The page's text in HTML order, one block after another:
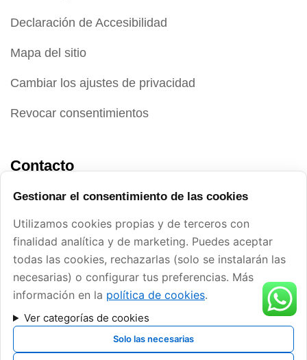
Declaración de Accesibilidad
Mapa del sitio
Cambiar los ajustes de privacidad
Revocar consentimientos
Contacto
+34 649 77 74 77
info@divertprint.com
Gestionar el consentimiento de las cookies
Utilizamos cookies propias y de terceros con
finalidad analítica y de marketing. Puedes aceptar
todas las cookies, rechazarlas (solo se instalarán las
necesarias) o configurar tus preferencias. Más
información en la política de cookies.
Ver categorías de cookies
Solo las necesarias